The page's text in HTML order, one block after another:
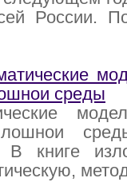
России.
среды
В книге